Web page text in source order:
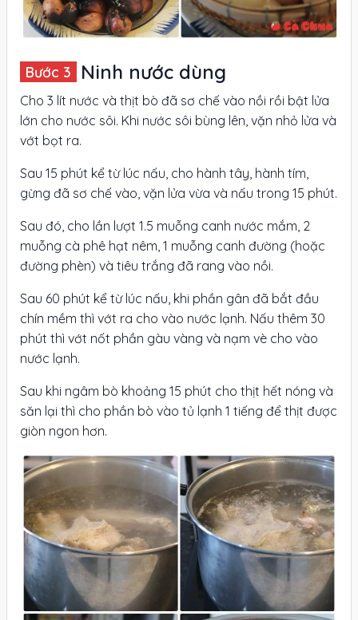
Ninh nước dùng
Cho 3 lít nước và thịt bò đã sơ chế vào nồi rồi bật lửa
lớn cho nước sôi. Khi nước sôi bùng lên, vặn nhỏ lửa và
vớt bọt ra.
Sau 15 phút kể từ lúc nấu, cho hành tây, hành tím,
gừng đã sơ chế vào, vặn lửa vừa và nấu trong 15 phút.
Sau đó, cho lần lượt 1.5 muỗng canh nước mắm, 2
muỗng cà phê hạt nêm, 1 muỗng canh đường (hoặc
đường phèn) và tiêu trắng đã rang vào nồi.
Sau 60 phút kể từ lúc nấu, khi phần gân đã bắt đầu
chín mềm thì vớt ra cho vào nước lạnh. Nấu thêm 30
phút thì vớt nốt phần gàu vàng và nạm vè cho vào
nước lạnh.
Sau khi ngâm bò khoảng 15 phút cho thịt hết nóng và
săn lại thì cho phần bò vào tủ lạnh 1 tiếng để thịt được
giòn ngon hơn.